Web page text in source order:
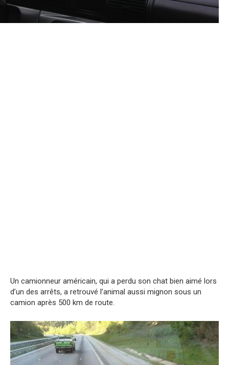
Un camionneur américain, qui a perdu son chat bien aimé lors
d’un des arrêts, a retrouvé l’animal aussi mignon sous un
camion après 500 km de route.